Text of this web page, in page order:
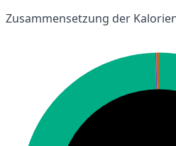
Zusammensetzung der